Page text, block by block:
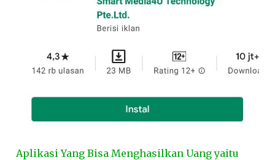
Aplikasi Yang Bisa Menghasilkan Uang yaitu